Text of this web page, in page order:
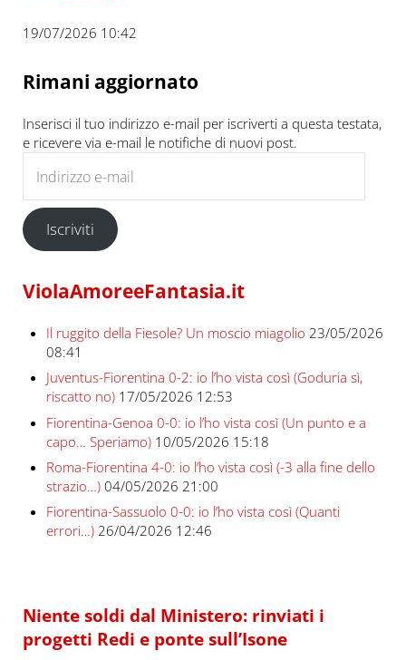
19/07/2026 10:42
Rimani aggiornato
Inserisci il tuo indirizzo e-mail per iscriverti a questa testata,
e ricevere via e-mail le notifiche di nuovi post.
Iscriviti
ViolaAmoreeFantasia.it
Il ruggito della Fiesole? Un moscio miagolio 23/05/2026
08:41
Juventus-Fiorentina 0-2: io l’ho vista così (Goduria sì,
riscatto no) 17/05/2026 12:53
Fiorentina-Genoa 0-0: io l’ho vista così (Un punto e a
capo… Speriamo) 10/05/2026 15:18
Roma-Fiorentina 4-0: io l’ho vista così (-3 alla fine dello
strazio…) 04/05/2026 21:00
Fiorentina-Sassuolo 0-0: io l’ho vista così (Quanti
errori…) 26/04/2026 12:46
Niente soldi dal Ministero: rinviati i
progetti Redi e ponte sull’Isone